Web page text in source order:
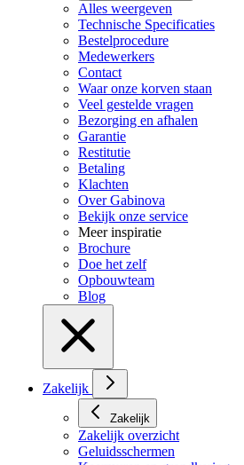
Alles weergeven
Technische Specificaties
Bestelprocedure
Medewerkers
Contact
Waar onze korven staan
Veel gestelde vragen
Bezorging en afhalen
Garantie
Restitutie
Betaling
Klachten
Over Gabinova
Bekijk onze service
Meer inspiratie
Brochure
Doe het zelf
Opbouwteam
Blog
Zakelijk
Zakelijk
Zakelijk overzicht
Geluidsschermen